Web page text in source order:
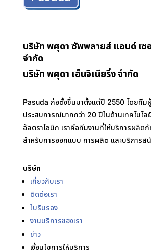
บริษัท พศุดา ซัพพลายส์ แอนด์ เซ
จำกัด
บริษัท พศุดา เอ็นจิเนียริ่ง จำกัด
Pasuda ก่อตั้งขึ้นมาตั้งแต่ปี 2550 โดยทีม
ประสบการณ์มากกว่า 20 ปีในด้านเทคโนโล
อัลตราโซนิก เราคือทีมงานที่ให้บริการผลิ
สำหรับการออกแบบ การผลิต และบริการส
บริษัท
เกี่ยวกับเรา
ติดต่อเรา
ใบรับรอง
งานบริการของเรา
ข่าว
เงื่อนไขการให้บริการ